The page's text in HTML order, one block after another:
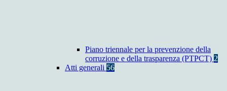
Piano triennale per la prevenzione della
corruzione e della trasparenza (PTPCT) 2
Atti generali 56